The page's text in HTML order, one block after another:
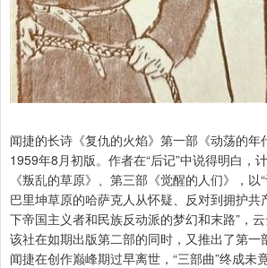
闻捷的长诗《复仇的火焰》第一部《动荡的年
1959年8月初版。作者在“后记”中说得明白，
《叛乱的草原》、第三部《觉醒的人们》，
巴里坤草原的哈萨克人从怀疑、反对到拥护共
下帝国主义者和民族反动派的梦幻和末路”，
该社在如期出版第二部的同时，又推出了第一
闻捷在创作巅峰期过早离世，“三部曲”终成未竟